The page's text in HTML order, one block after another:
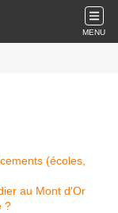
MENU
(écoles,
au Mont d'Or
?